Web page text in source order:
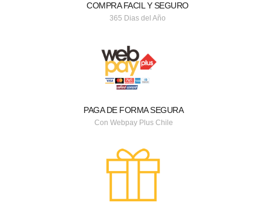
COMPRA FACIL Y SEGURO
365 Dias del Año
PAGA DE FORMA SEGURA
Con Webpay Plus Chile